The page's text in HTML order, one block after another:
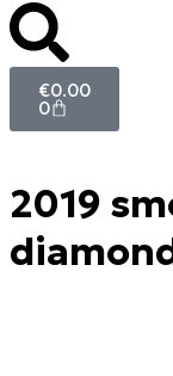
€0.00
0
2019